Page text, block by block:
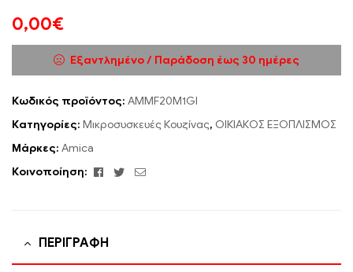
0,00€
Εξαντλημένο / Παράδοση έως 30 ημέρες
Κωδικός προϊόντος: AMMF20M1GI
Κατηγορίες: Μικροσυσκευές Κουζίνας, ΟΙΚΙΑΚΟΣ ΕΞΟΠΛΙΣΜΟΣ
Μάρκες: Amica
Κοινοποίηση:
Facebook
TwitterEmail
ΠΕΡΙΓΡΑΦΉ